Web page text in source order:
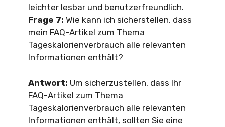
leichter lesbar und benutzerfreundlich.
Frage 7: Wie kann ich sicherstellen, dass
mein FAQ-Artikel zum Thema
Tageskalorienverbrauch alle relevanten
Informationen enthält?
Antwort: Um sicherzustellen, dass Ihr
FAQ-Artikel zum Thema
Tageskalorienverbrauch alle relevanten
Informationen enthält, sollten Sie eine